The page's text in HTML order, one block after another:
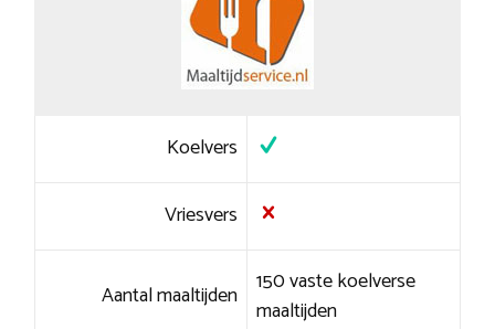
Koelvers
Vriesvers
Aantal maaltijden 150 vaste koelverse
maaltijden